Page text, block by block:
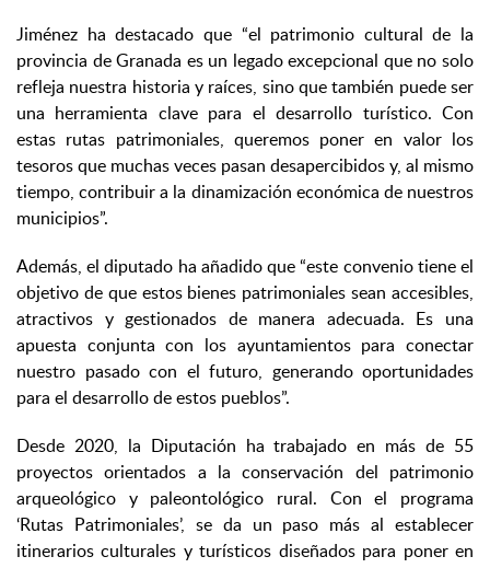
Jiménez ha destacado que “el patrimonio cultural de la
provincia de Granada es un legado excepcional que no solo
refleja nuestra historia y raíces, sino que también puede ser
una herramienta clave para el desarrollo turístico. Con
estas rutas patrimoniales, queremos poner en valor los
tesoros que muchas veces pasan desapercibidos y, al mismo
tiempo, contribuir a la dinamización económica de nuestros
municipios”.
Además, el diputado ha añadido que “este convenio tiene el
objetivo de que estos bienes patrimoniales sean accesibles,
atractivos y gestionados de manera adecuada. Es una
apuesta conjunta con los ayuntamientos para conectar
nuestro pasado con el futuro, generando oportunidades
para el desarrollo de estos pueblos”.
Desde 2020, la Diputación ha trabajado en más de 55
proyectos orientados a la conservación del patrimonio
arqueológico y paleontológico rural. Con el programa
‘Rutas Patrimoniales’, se da un paso más al establecer
itinerarios culturales y turísticos diseñados para poner en